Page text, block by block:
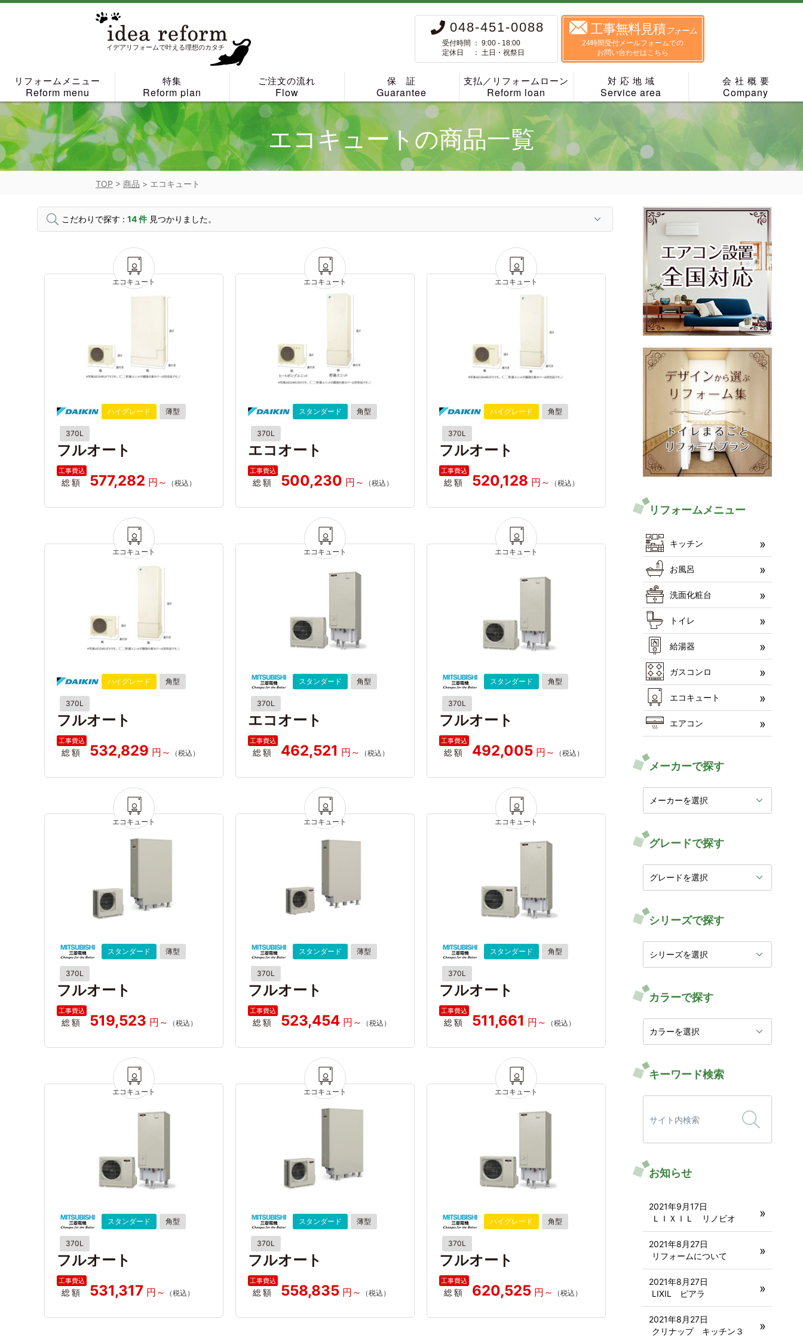
Skip
イデアリフォームで叶える理想のカタチ
048-451-0088
受付時間 ： 9:00 - 18:00
定休日 ： 土日・祝祭日
工事無料見積フォーム
24時間受付メールフォームでの
お問い合わせはこちら
リフォームメニュー
Reform menu
特集
Reform plan
ご注文の流れ
Flow
保 証
Guarantee
支払／リフォームローン
Reform loan
対 応 地 域
Service area
会 社 概 要
Company
エコキュートの商品一覧
TOP > 商品 > エコキュート
こだわりで探す : 14 件 見つかりました。
ハイグレード 薄型
370L
フルオート
総額 577,282
スタンダード 角型
370L
エコオート
総額 500,230
ハイグレード 角型
370L
フルオート
総額 520,128
ハイグレード 角型
370L
フルオート
総額 532,829
スタンダード 角型
370L
エコオート
総額 462,521
スタンダード 角型
370L
フルオート
総額 492,005
スタンダード 薄型
370L
フルオート
総額 519,523
スタンダード 薄型
370L
フルオート
総額 523,454
スタンダード 角型
370L
フルオート
総額 511,661
スタンダード 角型
370L
フルオート
総額 531,317
スタンダード 薄型
370L
フルオート
総額 558,835
ハイグレード 角型
370L
フルオート
総額 620,525
リフォームメニュー
キッチン
お風呂
洗面化粧台
トイレ
給湯器
ガスコンロ
エコキュート
エアコン
メーカーで探す
グレードで探す
シリーズで探す
カラーで探す
キーワード検索
お知らせ
ＬＩＸＩＬ リノビオ
2021年9月17日
リフォームについて
2021年8月27日
LIXIL ピアラ
2021年8月27日
クリナップ キッチン３
2021年8月27日